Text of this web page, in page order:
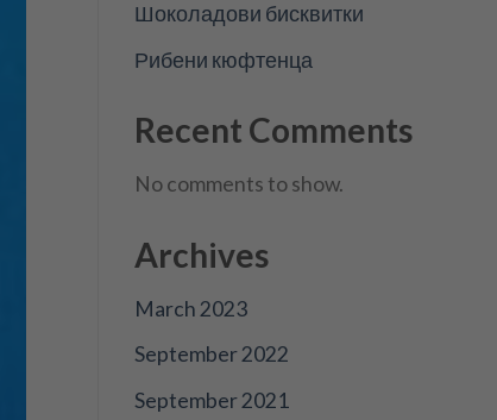
Шоколадови бисквитки
Рибени кюфтенца
Recent Comments
No comments to show.
Archives
March 2023
September 2022
September 2021